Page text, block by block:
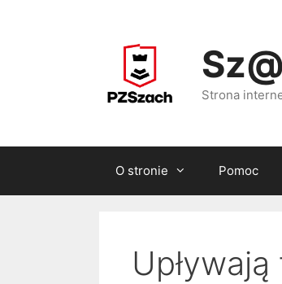
Strona
O stronie Pomoc